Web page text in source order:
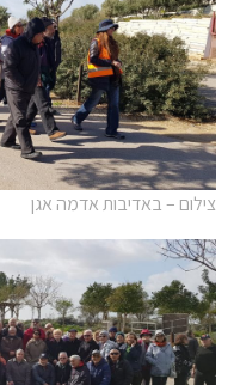
צילום – באדיבות אדמה אגן